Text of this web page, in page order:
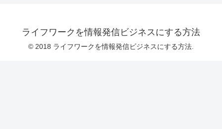
ライフワークを情報発信ビジネスにする方法
© 2018 ライフワークを情報発信ビジネスにする方法.